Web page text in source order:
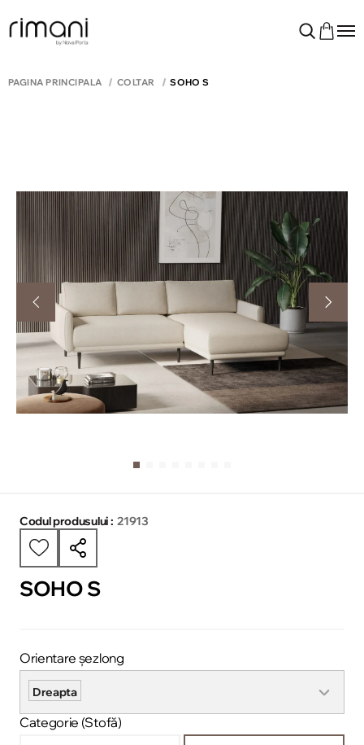
PAGINA PRINCIPALĂ COLTAR SOHO S
Codul produsului : 21913
SOHO S
Orientare șezlong
Dreapta
Categorie (Stofă)